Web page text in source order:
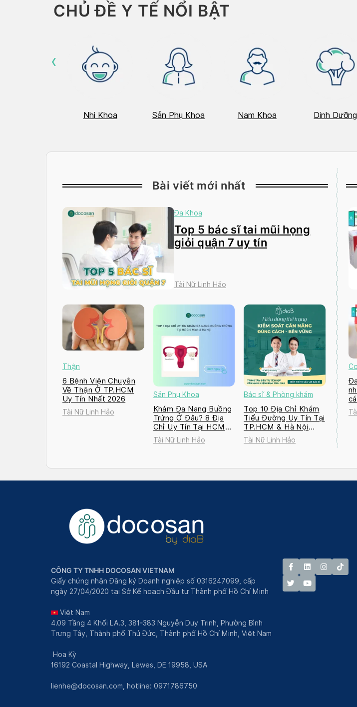
CHỦ ĐỀ Y TẾ NỔI BẬT
Nhi Khoa Sản Phụ Khoa Nam Khoa Dinh Dưỡng
‹
Bài viết mới nhất
Đa Khoa
Top 5 bác sĩ tai mũi họng
giỏi quận 7 uy tín
Tài Nữ Linh Hảo
Thận
6 Bệnh Viện Chuyên
Về Thận Ở TP.HCM
Uy Tín Nhất 2026
Tài Nữ Linh Hảo
Sản Phụ Khoa
Khám Đa Nang Buồng
Trứng Ở Đâu? 8 Địa
Chỉ Uy Tín Tại HCM
và Hà Nội 2026
Tài Nữ Linh Hảo
Bác sĩ & Phòng khám
Top 10 Địa Chỉ Khám
Tiểu Đường Uy Tín Tại
TP.HCM & Hà Nội
2026
Tài Nữ Linh Hảo
CÔNG TY TNHH DOCOSAN VIETNAM
Giấy chứng nhận Đăng ký Doanh nghiệp số 0316247099, cấp
ngày 27/04/2020 tại Sở Kế hoạch Đầu tư Thành phố Hồ Chí Minh
Việt Nam
4.09 Tầng 4 Khối LA.3, 381-383 Nguyễn Duy Trinh, Phường Bình
Trưng Tây, Thành phố Thủ Đức, Thành phố Hồ Chí Minh, Việt Nam
Hoa Kỳ
16192 Coastal Highway, Lewes, DE 19958, USA
lienhe@docosan.com, hotline: 0971786750